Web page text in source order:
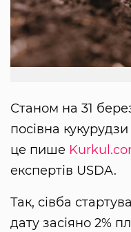
Станом на 31
посівна
це пише
експертів USDA.
Так, сівба
дату засіяно 2%